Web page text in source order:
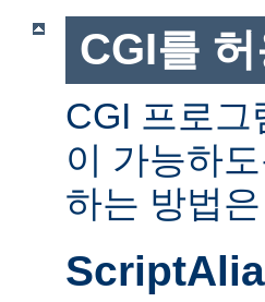
CGI를
CGI 프로그
이 가능하
하는 방법